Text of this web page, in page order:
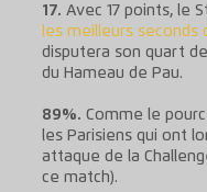
17. Avec 17 points, le
les meilleurs seconds
disputera son quart
du Hameau de Pau.
89%. Comme le
les Parisiens qui ont
attaque de la
ce match).